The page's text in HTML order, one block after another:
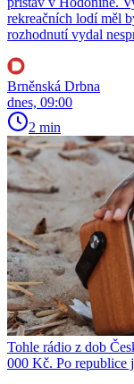
rekreačních lodí měl
rozhodnutí vydal
Brněnská Drbna
dnes, 09:00
2 min
Tohle rádio z dob
000 Kč. Po republice